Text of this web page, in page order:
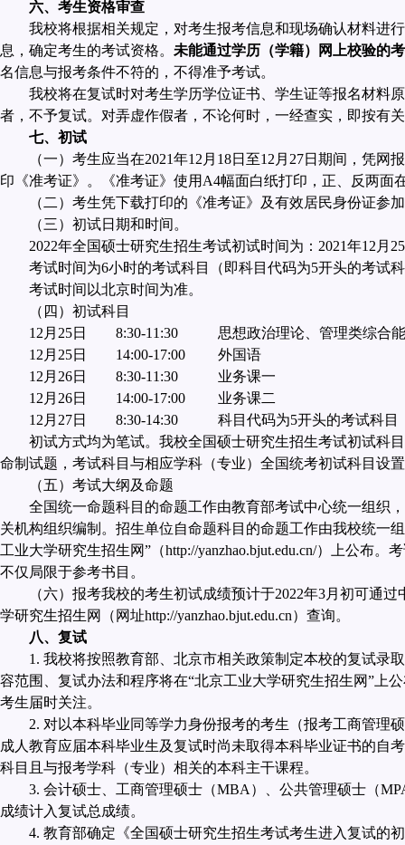
六、考生资格审查
我校将根据相关规定，对考生报考信息和现场确认材料进
息，确定考生的考试资格。 未能通过学历（学籍）网上校验的
名信息与报考条件不符的，不得准予考试。
我校将在复试时对考生学历学位证书、学生证等报名材料
者，不予复试。对弄虚作假者，不论何时，一经查实，即按有
七、初试
（一）考生应当在2021年12 月 18日至12 月 27日期间，凭网
印《准考证》。《准考证》使用 A4幅面白纸打印，正、反两面
（二）考生凭下载打印的《准考证》及有效居民身份证参
（三）初试日期和时间。
2022年全国硕士研究生招生考试初试时间为： 2021年12 月 25
考试时间为6小时的考试科目（即科目代码为5开头的考试
考试时间以北京时间为准。
（四）初试科目
12 月 25日 8:30-11:30 思想政治理论、管理类综合
12 月 25日 14:00-17:00 外国语
12 月 26日 8:30-11:30 业务课一
12 月 26日 14:00-17:00 业务课二
12 月 27日 8:30-14:30 科目代码为5开头的考试科目
初试方式均为笔试。我校全国硕士研究生招生考试初试科
命制试题，考试科目与相应学科（专业）全国统考初试科目设
（五）考试大纲及命题
全国统一命题科目的命题工作由教育部考试中心统一组织
关机构组织编制。招生单位自命题科目的命题工作由我校统一
工业大学研究生招生网”（http://yanzhao.bjut.edu.cn/）上公布。
不仅局限于参考书目。
（六）报考我校的考生初试成绩预计于2022年3月初可通过
学研究生招生网（网址http://yanzhao.bjut.edu.cn）查询。
八、复试
1. 我校将按照教育部、北京市相关政策制定本校的复试录
容范围、复试办法和程序将在“北京工业大学研究生招生网”上
考生届时关注。
2. 对以本科毕业同等学力身份报考的考生（报考工商管理
成人教育应届本科毕业生及复试时尚未取得本科毕业证书的自
科目且与报考学科（专业）相关的本科主干课程。
3. 会计硕士、工商管理硕士（MBA ）、公共管理硕士（
成绩计入复试总成绩。
4. 教育部确定《全国硕士研究生招生考试考生进入复试的